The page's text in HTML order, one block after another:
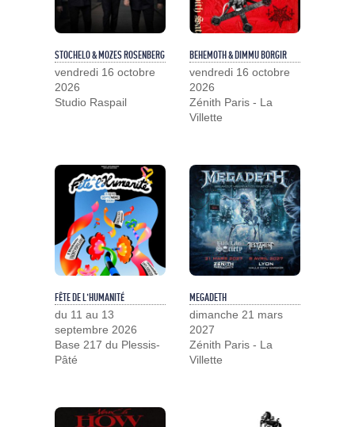
STOCHELO & MOZES ROSENBERG
vendredi 16 octobre
2026
Studio Raspail
BEHEMOTH & DIMMU BORGIR
vendredi 16 octobre
2026
Zénith Paris - La
Villette
FÊTE DE L'HUMANITÉ
du 11 au 13
septembre 2026
Base 217 du Plessis-
Pâté
MEGADETH
dimanche 21 mars
2027
Zénith Paris - La
Villette